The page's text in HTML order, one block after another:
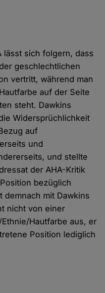
lässt sich folgern, dass
geschlechtlichen
vertritt, während man
auf der Seite
steht. Dawkins
Widersprüchlichkeit
auf
und
und stellte
der AHA-Kritik
bezüglich
demnach mit Dawkins
nicht von einer
Hautfarbe aus, er
Position lediglich